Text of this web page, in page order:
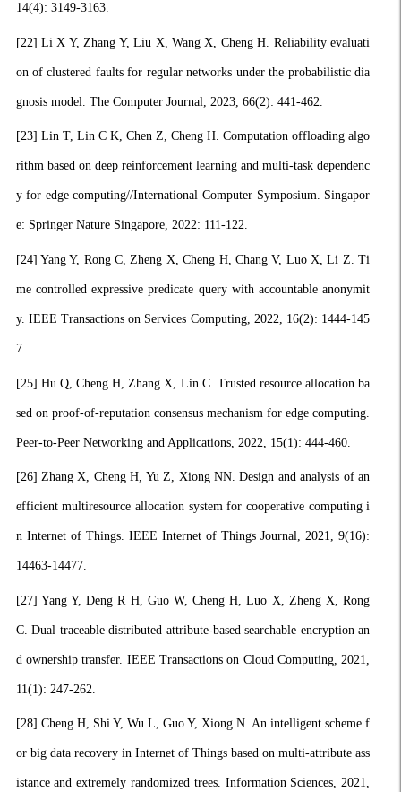
14(4): 3149-3163.
[22] Li X Y, Zhang Y, Liu X, Wang X, Cheng H. Reliability evaluati
on of clustered faults for regular networks under the probabilistic dia
gnosis model. The Computer Journal, 2023, 66(2): 441-462.
[23] Lin T, Lin C K, Chen Z, Cheng H. Computation offloading algo
rithm based on deep reinforcement learning and multi-task dependenc
y for edge computing//International Computer Symposium. Singapor
e: Springer Nature Singapore, 2022: 111-122.
[24] Yang Y, Rong C, Zheng X, Cheng H, Chang V, Luo X, Li Z. Ti
me controlled expressive predicate query with accountable anonymit
y. IEEE Transactions on Services Computing, 2022, 16(2): 1444-145
7.
[25] Hu Q, Cheng H, Zhang X, Lin C. Trusted resource allocation ba
sed on proof-of-reputation consensus mechanism for edge computing.
Peer-to-Peer Networking and Applications, 2022, 15(1): 444-460.
[26] Zhang X, Cheng H, Yu Z, Xiong NN. Design and analysis of an
efficient multiresource allocation system for cooperative computing i
n Internet of Things. IEEE Internet of Things Journal, 2021, 9(16):
14463-14477.
[27] Yang Y, Deng R H, Guo W, Cheng H, Luo X, Zheng X, Rong
C. Dual traceable distributed attribute-based searchable encryption an
d ownership transfer. IEEE Transactions on Cloud Computing, 2021,
11(1): 247-262.
[28] Cheng H, Shi Y, Wu L, Guo Y, Xiong N. An intelligent scheme f
or big data recovery in Internet of Things based on multi-attribute ass
istance and extremely randomized trees. Information Sciences, 2021,